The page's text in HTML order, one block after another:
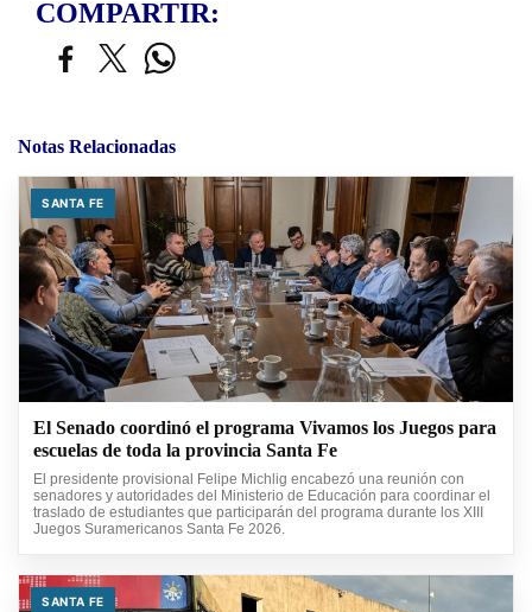
COMPARTIR:
Notas Relacionadas
SANTA FE
El Senado coordinó el programa Vivamos los Juegos para
escuelas de toda la provincia Santa Fe
El presidente provisional Felipe Michlig encabezó una reunión con
senadores y autoridades del Ministerio de Educación para coordinar el
traslado de estudiantes que participarán del programa durante los XIII
Juegos Suramericanos Santa Fe 2026.
SANTA FE